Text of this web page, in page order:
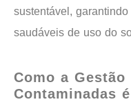
sustentável,
saudáveis ​​de uso do
Como a Gestão
Contaminadas